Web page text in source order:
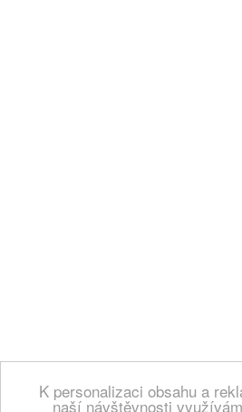
K personalizaci obsahu a
naší návštěvnosti